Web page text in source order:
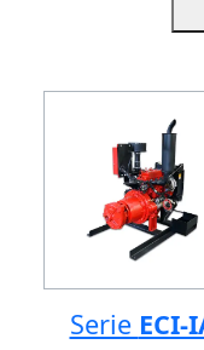
Serie ECI-